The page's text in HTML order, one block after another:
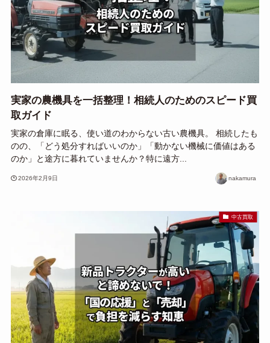
実家の農機具を一括整理！相続人のためのスピード買
取ガイド
実家の倉庫に眠る、使い道のわからない古い農機具。 相続したも
のの、「どう処分すればいいのか」「動かない機械に価値はある
のか」と途方に暮れていませんか？特に遠方...
2026年2月9日 nakamura
中古買取